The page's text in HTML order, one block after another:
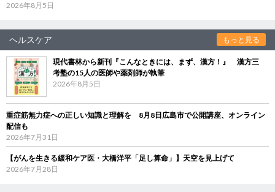
2026年8月5日
ヘルスケア もっと見る
現代書林から新刊『こんなときには、まず、漢方！』 漢方三
考塾の15人の医師や薬剤師が執筆
2026年8月5日
重症筋無力症への正しい知識と理解を 8月8日広島市で公開講座、オンライン
配信も
2026年7月31日
【がんを生きる緩和ケア医・大橋洋平「足し算命」】天空を見上げて
2026年7月28日